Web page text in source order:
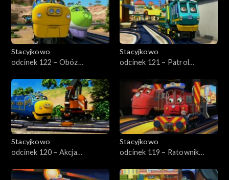
Stacyjkowo
odcinek 122 – Obóz
Stacyjkowo
odcinek 121 – Patrol
Stacyjkowo
odcinek 120 – Akcja
Stacyjkowo
odcinek 119 – Ratownik